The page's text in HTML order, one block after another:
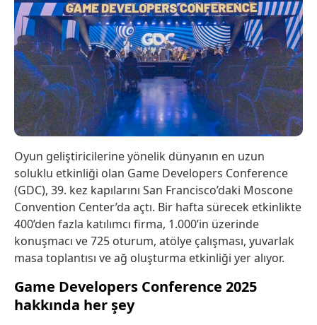
Oyun geliştiricilerine yönelik dünyanın en uzun
soluklu etkinliği olan Game Developers Conference
(GDC), 39. kez kapılarını San Francisco’daki Moscone
Convention Center’da açtı. Bir hafta sürecek etkinlikte
400’den fazla katılımcı firma, 1.000’in üzerinde
konuşmacı ve 725 oturum, atölye çalışması, yuvarlak
masa toplantısı ve ağ oluşturma etkinliği yer alıyor.
Game Developers Conference 2025
hakkında her şey